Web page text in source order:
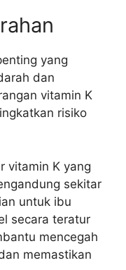
yang
dan
vitamin K
risiko
vitamin K yang
sekitar
untuk ibu
secara teratur
mencegah
memastikan